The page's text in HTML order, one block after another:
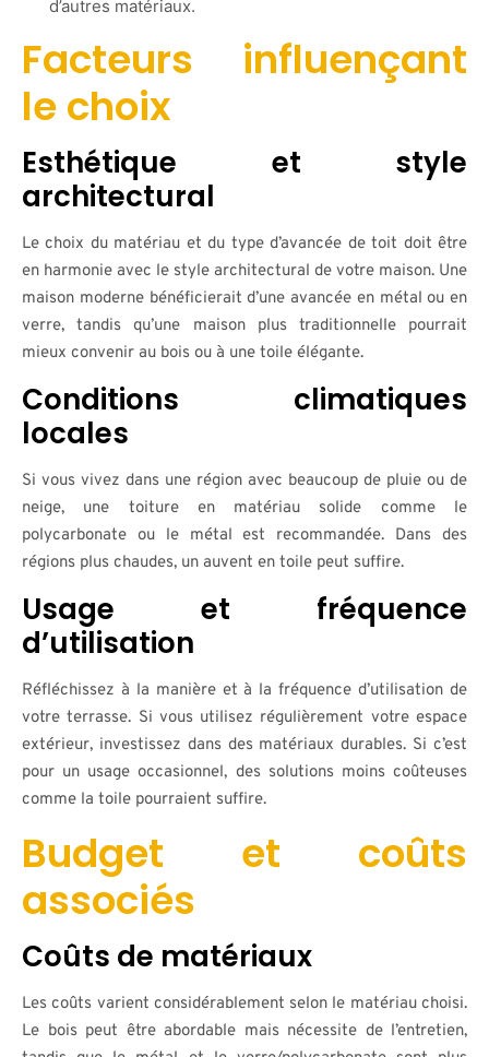
d’autres matériaux.
Facteurs influençant
le choix
Esthétique et style
architectural
Le choix du matériau et du type d’avancée de toit doit être
en harmonie avec le style architectural de votre maison. Une
maison moderne bénéficierait d’une avancée en métal ou en
verre, tandis qu’une maison plus traditionnelle pourrait
mieux convenir au bois ou à une toile élégante.
Conditions climatiques
locales
Si vous vivez dans une région avec beaucoup de pluie ou de
neige, une toiture en matériau solide comme le
polycarbonate ou le métal est recommandée. Dans des
régions plus chaudes, un auvent en toile peut suffire.
Usage et fréquence
d’utilisation
Réfléchissez à la manière et à la fréquence d’utilisation de
votre terrasse. Si vous utilisez régulièrement votre espace
extérieur, investissez dans des matériaux durables. Si c’est
pour un usage occasionnel, des solutions moins coûteuses
comme la toile pourraient suffire.
Budget et coûts
associés
Coûts de matériaux
Les coûts varient considérablement selon le matériau choisi.
Le bois peut être abordable mais nécessite de l’entretien,